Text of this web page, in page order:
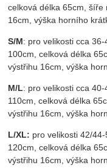
celková délka 65cm, šíře
16cm, výška horního
S/M: pro velikosti cca
100cm, celková délka
výstřihu 16cm, výška
M/L: pro velikosti cca
110cm, celková délka
výstřihu 16cm, výška
L/XL: pro velikosti 42/
120cm, celková délka
výstřihu 16cm, výška